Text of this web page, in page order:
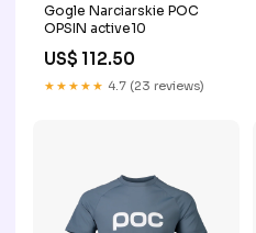
Gogle Narciarskie POC
OPSIN active10
US$ 112.50
★★★★★ 4.7 (23 reviews)